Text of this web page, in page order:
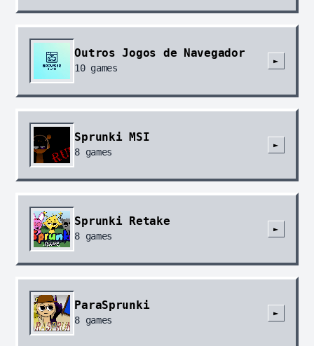
Outros Jogos de Navegador
10games
►
Sprunki MSI
8 games
►
Sprunki Retake
8 games
►
ParaSprunki
8 games
►